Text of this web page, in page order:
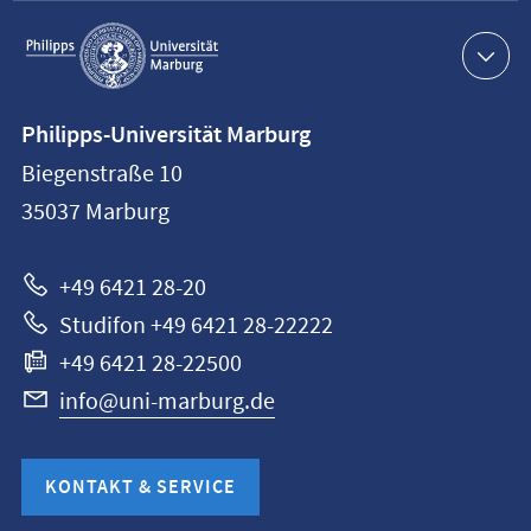
Service-
Navigation
Philipps-
Universität
Marburg
Philipps-Universität Marburg
Biegenstraße 10
35037 Marburg
+49 6421 28-20
Studifon +49 6421 28-22222
+49 6421 28-22500
info@uni-marburg.de
KONTAKT & SERVICE